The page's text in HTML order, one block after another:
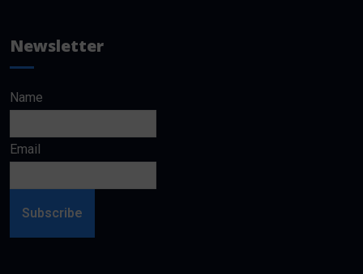
Newsletter
Name
Email